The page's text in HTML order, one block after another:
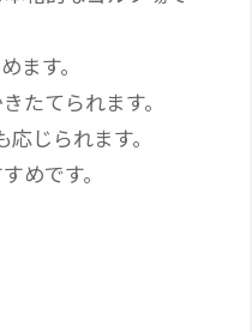
ます。
たてられます。
じられます。
めです。